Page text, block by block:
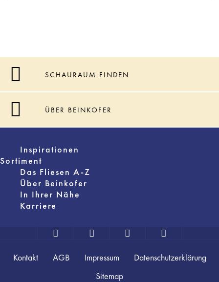
SCHAURAUM FINDEN
ÜBER BEINKOFER
Inspirationen
Sortiment
Das Fliesen A-Z
Über Beinkofer
In Ihrer Nähe
Karriere
Kontakt AGB Impressum
Datenschutzerklärung
Sitemap